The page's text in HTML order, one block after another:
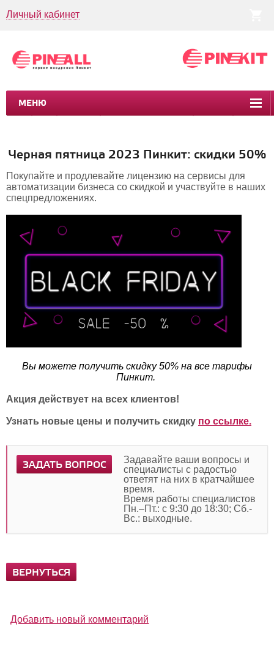
Личный кабинет
МЕНЮ
CRM CMS КЕЙСЫ
Черная пятница 2023 Пинкит: скидки 50%
Покупайте и продлевайте лицензию на сервисы для
автоматизации бизнеса со скидкой и участвуйте в наших
спецпредложениях.
Вы можете получить скидку 50% на все тарифы
Пинкит.
Акция действует на всех клиентов!
Узнать новые цены и получить скидку по ссылке.
ЗАДАТЬ ВОПРОС
Задавайте ваши вопросы и
специалисты с радостью
ответят на них в кратчайшее
время.
Время работы специалистов
Пн.–Пт.: с 9:30 до 18:30; Сб.-
Вс.: выходные.
ВЕРНУТЬСЯ
Добавить новый комментарий